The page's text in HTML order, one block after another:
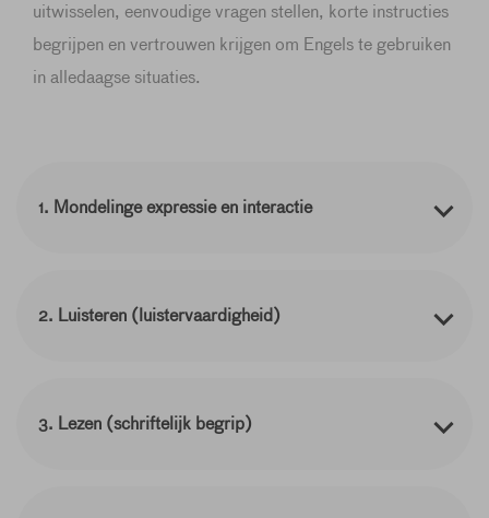
uitwisselen, eenvoudige vragen stellen, korte instructies
begrijpen en vertrouwen krijgen om Engels te gebruiken
in alledaagse situaties.
1. Mondelinge expressie en interactie
2. Luisteren (luistervaardigheid)
3. Lezen (schriftelijk begrip)